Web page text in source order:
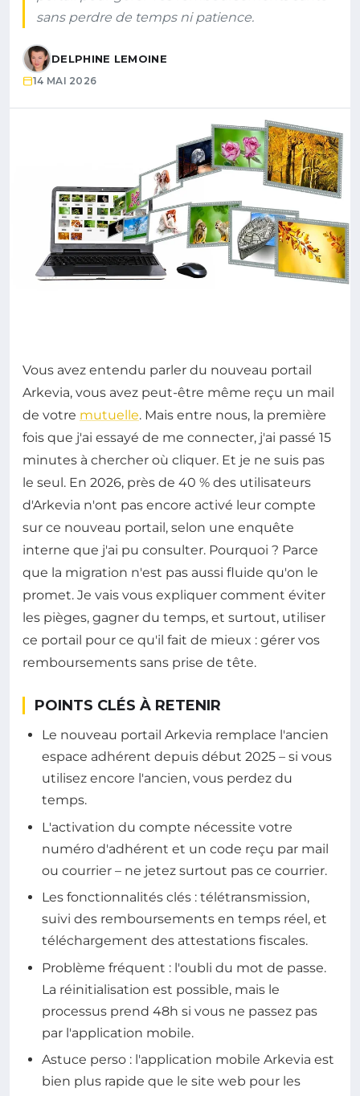
sans perdre de temps ni patience.
DELPHINE LEMOINE
14 MAI 2026
Vous avez entendu parler du nouveau portail
Arkevia, vous avez peut-être même reçu un mail
de votre mutuelle. Mais entre nous, la première
fois que j'ai essayé de me connecter, j'ai passé 15
minutes à chercher où cliquer. Et je ne suis pas
le seul. En 2026, près de 40 % des utilisateurs
d'Arkevia n'ont pas encore activé leur compte
sur ce nouveau portail, selon une enquête
interne que j'ai pu consulter. Pourquoi ? Parce
que la migration n'est pas aussi fluide qu'on le
promet. Je vais vous expliquer comment éviter
les pièges, gagner du temps, et surtout, utiliser
ce portail pour ce qu'il fait de mieux : gérer vos
remboursements sans prise de tête.
POINTS CLÉS À RETENIR
Le nouveau portail Arkevia remplace l'ancien
espace adhérent depuis début 2025 – si vous
utilisez encore l'ancien, vous perdez du
temps.
L'activation du compte nécessite votre
numéro d'adhérent et un code reçu par mail
ou courrier – ne jetez surtout pas ce courrier.
Les fonctionnalités clés : télétransmission,
suivi des remboursements en temps réel, et
téléchargement des attestations fiscales.
Problème fréquent : l'oubli du mot de passe.
La réinitialisation est possible, mais le
processus prend 48h si vous ne passez pas
par l'application mobile.
Astuce perso : l'application mobile Arkevia est
bien plus rapide que le site web pour les